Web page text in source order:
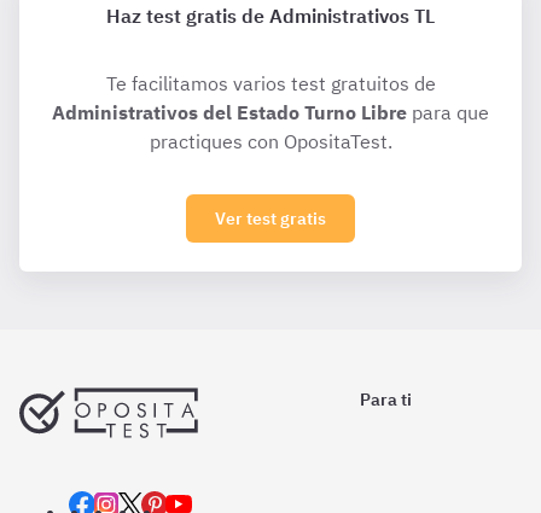
Haz test gratis de Administrativos TL
Te facilitamos varios test gratuitos de
Administrativos del Estado Turno Libre para que
practiques con OpositaTest.
Ver test gratis
Para ti